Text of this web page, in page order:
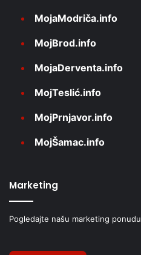
MojaModriča.info
MojBrod.info
MojaDerventa.info
MojTeslić.info
MojPrnjavor.info
MojŠamac.info
Marketing
Pogledajte našu marketing